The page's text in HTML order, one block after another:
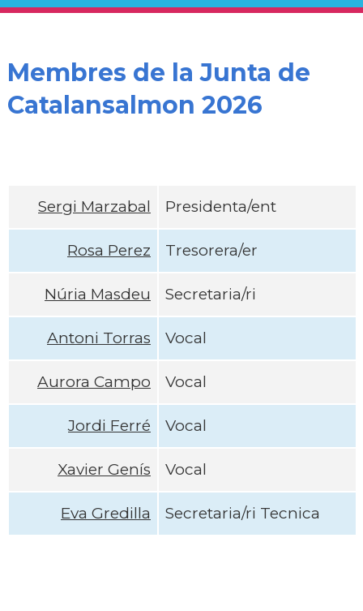
Membres de la Junta de
Catalansalmon 2026
Sergi Marzabal Presidenta/ent
Rosa Perez Tresorera/er
Núria Masdeu Secretaria/ri
Antoni Torras Vocal
Aurora Campo Vocal
Jordi Ferré Vocal
Xavier Genís Vocal
Eva Gredilla Secretaria/ri Tecnica